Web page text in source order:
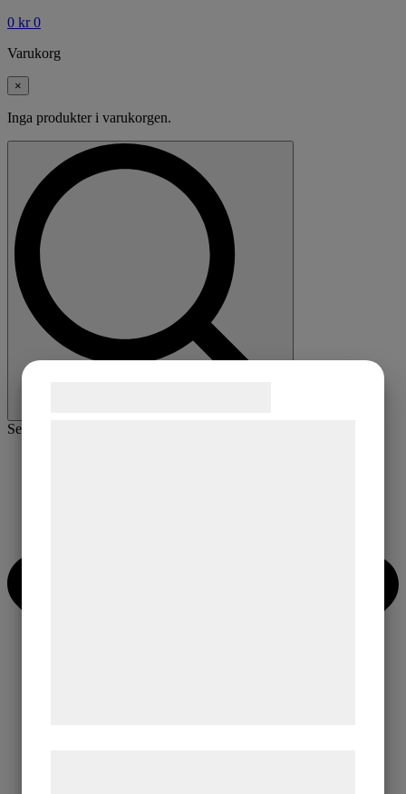
0 kr 0
Varukorg
×
Inga produkter i varukorgen.
Search for: